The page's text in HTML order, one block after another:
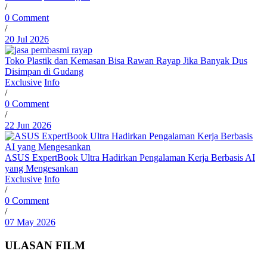
/
0 Comment
/
20 Jul 2026
Toko Plastik dan Kemasan Bisa Rawan Rayap Jika Banyak Dus
Disimpan di Gudang
Exclusive Info
/
0 Comment
/
22 Jun 2026
ASUS ExpertBook Ultra Hadirkan Pengalaman Kerja Berbasis AI
yang Mengesankan
Exclusive Info
/
0 Comment
/
07 May 2026
ULASAN FILM